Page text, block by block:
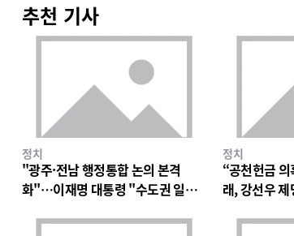
추천 기사
정치
"광주·전남 행정통합 논의 본격
화"…이재명 대통령 "수도권 일극
정치
“공천헌금
래, 강선우